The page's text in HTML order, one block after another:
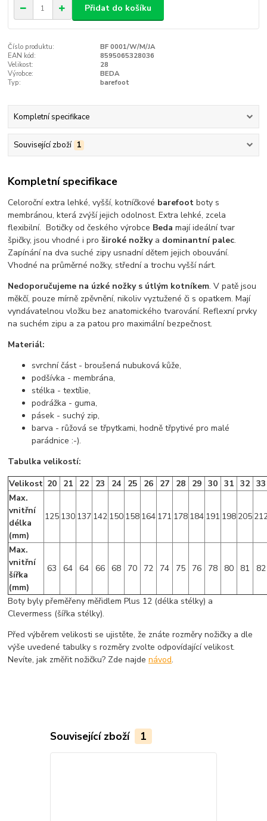
Přidat do košíku
Číslo produktu:
BF 0001/W/M/JA
EAN kód:
8595065328036
Velikost:
28
Výrobce:
BEDA
Typ:
barefoot
Kompletní specifikace
Související zboží 1
Kompletní specifikace
Celoroční extra lehké, vyšší, kotníčkové barefootboty s
membránou, která zvýší jejich odolnost. Extra lehké, zcela
flexibilní. Botičky od českého výrobce Bedamají ideální tvar
špičky, jsou vhodné i proširoké nožkya dominantní palec.
Zapínání na dva suché zipy usnadní dětem jejich obouvání.
Vhodné na průměrné nožky, střední a trochu vyšší nárt.
Nedoporučujeme na úzké nožky s útlým kotníkem. V patě jsou
měkčí, pouze mírně zpěvnění, nikoliv vyztužené či s opatkem. Mají
vyndávatelnou vložku bez anatomického tvarování. Reflexní prvky
na suchém zipu a za patou pro maximální bezpečnost.
Materiál:
svrchní část - broušená nubuková kůže,
podšívka - membrána,
stélka - textílie,
podrážka - guma,
pásek - suchý zip,
barva - růžová se třpytkami, hodně třpytivé pro malé
parádnice :-).
Tabulka velikostí:
Velikost 20 21 22 23 24 25 26 27 28 29 30 31 32 33
Max.
vnitřní
délka
(mm)
125 130 137 142 150 158 164 171 178 184 191 198 205
Max.
vnitřní
šířka
(mm)
63 64 64 66 68 70 72 74 75 76 78 80 81 82
Boty byly přeměřeny měřidlem Plus 12 (délka stélky) a
Clevermess (šířka stélky).
Před výběrem velikosti se ujistěte, že znáte rozměry nožičky a dle
výše uvedené tabulky s rozměry zvolte odpovídající velikost.
Nevíte, jak změřit nožičku? Zde najdenávod.
Související zboží 1